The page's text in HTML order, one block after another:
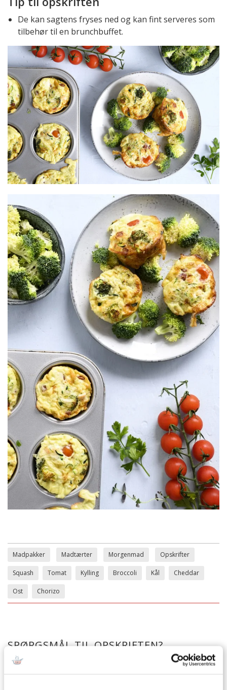
De kan sagtens fryses ned og kan fint serveres som
tilbehør til en brunchbuffet.
Madpakker Madtærter Morgenmad Opskrifter
Squash Tomat Kylling Broccoli Kål Cheddar
Ost Chorizo
SPØRGSMÅL TIL OPSKRIFTEN?
Har du spørgsmål til opskriften eller lyst til at sende en sød
hilsen, så kan du skrive til mig i kommentarfeltet herunder.